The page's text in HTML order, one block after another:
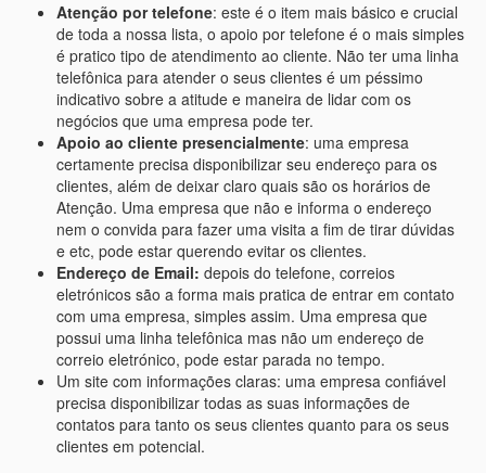
Atenção por telefone: este é o item mais básico e crucial
de toda a nossa lista, o apoio por telefone é o mais simples
é pratico tipo de atendimento ao cliente. Não ter uma linha
telefônica para atender o seus clientes é um péssimo
indicativo sobre a atitude e maneira de lidar com os
negócios que uma empresa pode ter.
Apoio ao cliente presencialmente: uma empresa
certamente precisa disponibilizar seu endereço para os
clientes, além de deixar claro quais são os horários de
Atenção. Uma empresa que não e informa o endereço
nem o convida para fazer uma visita a fim de tirar dúvidas
e etc, pode estar querendo evitar os clientes.
Endereço de Email: depois do telefone, correios
eletrónicos são a forma mais pratica de entrar em contato
com uma empresa, simples assim. Uma empresa que
possui uma linha telefônica mas não um endereço de
correio eletrónico, pode estar parada no tempo.
Um site com informações claras: uma empresa confiável
precisa disponibilizar todas as suas informações de
contatos para tanto os seus clientes quanto para os seus
clientes em potencial.